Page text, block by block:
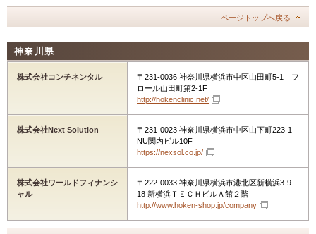
ページトップへ戻る
神奈川県
株式会社コンチネンタル
〒231-0036 神奈川県横浜市中区山田町5-1 フ
ロール山田町第2-1F
http://hokenclinic.net/
株式会社Next Solution
〒231-0023 神奈川県横浜市中区山下町223-1
NU関内ビル10F
https://nexsol.co.jp/
株式会社ワールドフィナンシ
ャル
〒222-0033 神奈川県横浜市港北区新横浜3-9-
18 新横浜ＴＥＣＨビルＡ館２階
http://www.hoken-shop.jp/company